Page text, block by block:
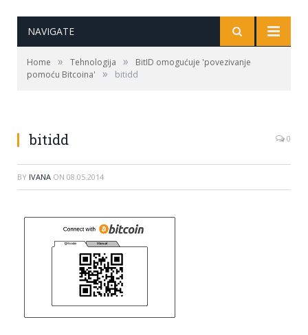
NAVIGATE
Home » Tehnologija »
BitID omogućuje 'povezivanje
pomoću Bitcoina'
» bitidd
bitidd 0
BY IVANA ON 08.05.2014